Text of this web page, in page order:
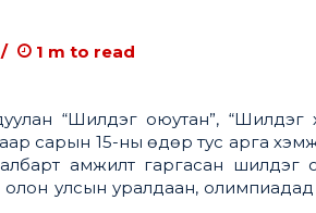
1 m to read
“Шилдэг оюутан”, “Шилдэг
сарын 15-ны өдөр тус арга
амжилт гаргасан шилдэг
улсын уралдаан,